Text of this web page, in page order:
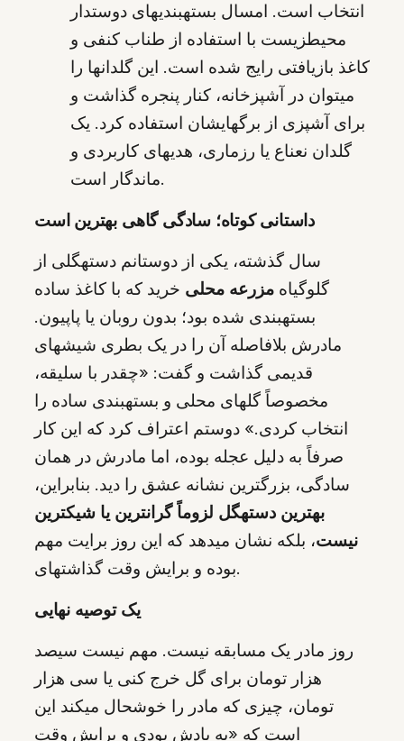
انتخاب است. امسال بستهبندیهای دوستدار
محیطزیست با استفاده از طناب کنفی و
کاغذ بازیافتی رایج شده است. این گلدانها را
میتوان در آشپزخانه، کنار پنجره گذاشت و
برای آشپزی از برگهایشان استفاده کرد. یک
گلدان نعناع یا رزماری، هدیهای کاربردی و
ماندگار است.
داستانی کوتاه؛ سادگی گاهی بهترین است
سال گذشته، یکی از دوستانم دستهگلی از
گلوگیاه مزرعه محلی خرید که با کاغذ ساده
بستهبندی شده بود؛ بدون روبان یا پاپیون.
مادرش بلافاصله آن را در یک بطری شیشهای
قدیمی گذاشت و گفت: «چقدر با سلیقه،
مخصوصاً گلهای محلی و بستهبندی ساده را
انتخاب کردی.» دوستم اعتراف کرد که این کار
صرفاً به دلیل عجله بوده، اما مادرش در همان
سادگی، بزرگترین نشانه عشق را دید. بنابراین،
بهترین دستهگل لزوماً گرانترین یا شیکترین
نیست، بلکه نشان میدهد که این روز برایت مهم
بوده و برایش وقت گذاشتهای.
یک توصیه نهایی
روز مادر یک مسابقه نیست. مهم نیست سیصد
هزار تومان برای گل خرج کنی یا سی هزار
تومان، چیزی که مادر را خوشحال میکند این
است که «به یادش بودی و برایش وقت